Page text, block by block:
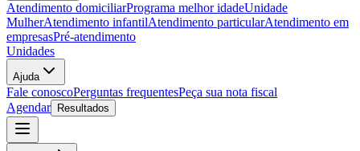
Atendimento domiciliarPrograma melhor idadeUnidade
MulherAtendimento infantilAtendimento particularAtendimento em
empresasPré-atendimento
Unidades
Ajuda
Fale conoscoPerguntas frequentesPeça sua nota fiscal
Agendar
Resultados